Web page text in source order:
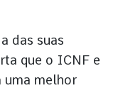
das suas
que o ICNF e
uma melhor